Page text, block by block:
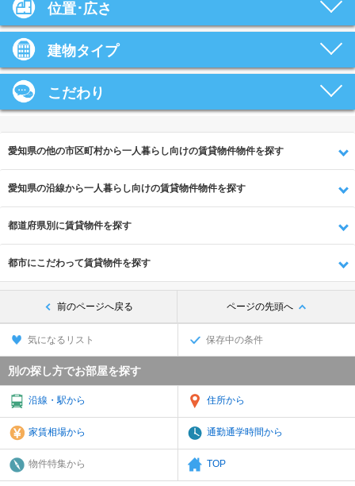
位置･広さ
建物タイプ
こだわり
愛知県の他の市区町村から一人暮らし向けの賃貸物件物件を探す
愛知県の沿線から一人暮らし向けの賃貸物件物件を探す
都道府県別に賃貸物件を探す
都市にこだわって賃貸物件を探す
前のページへ戻る ページの先頭へ
気になるリスト 保存中の条件
別の探し方でお部屋を探す
沿線・駅から 住所から
家賃相場から 通勤通学時間から
物件特集から TOP